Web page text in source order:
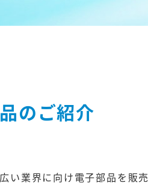
のご紹介
い業界に向け電子部品を販売